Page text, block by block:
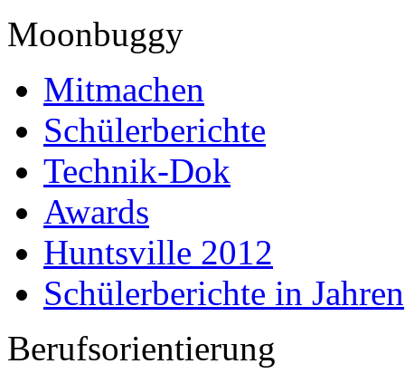
Moonbuggy
Mitmachen
Schülerberichte
Technik-Dok
Awards
Huntsville 2012
Schülerberichte in Jahren
Berufsorientierung